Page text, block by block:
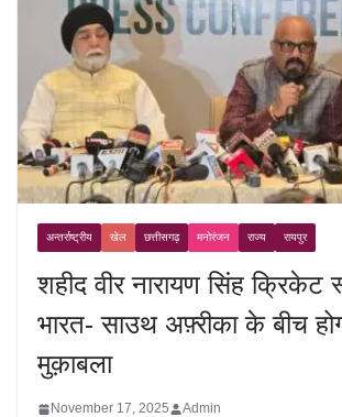
अन्तर्राष्ट्रीय खेल छत्तीसगढ़ मनोरंजन राज्य रायपुर
शहीद वीर नारायण सिंह क्रिकेट
भारत- साउथ अफ़्रीका के बीच
मुक़ाबला
November 17, 2025 Admin